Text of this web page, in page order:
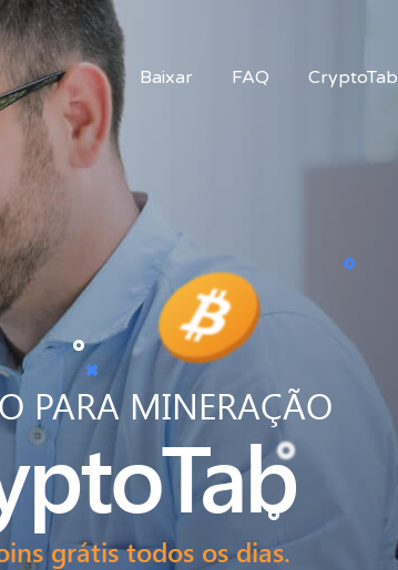
Baixar FAQ CryptoTab
PARA MINERAÇÃO
grátis todos os dias.